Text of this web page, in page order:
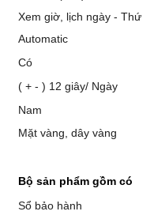
Xem giờ, lịch ngày - Thứ
Automatic
Có
( + - ) 12 giây/ Ngày
Nam
Mặt vàng, dây vàng
Bộ sản phẩm gồm có
Sổ bảo hành